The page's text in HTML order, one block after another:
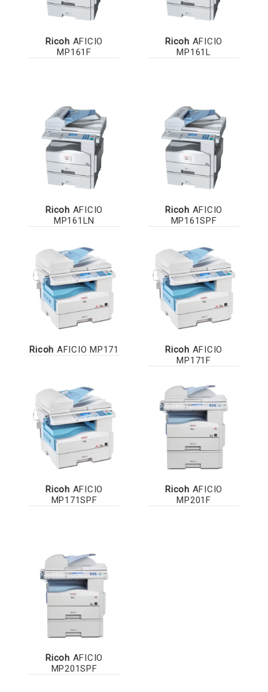
Ricoh AFICIO
MP161F
Ricoh AFICIO
MP161L
Ricoh AFICIO
MP161LN
Ricoh AFICIO
MP161SPF
Ricoh AFICIO MP171 Ricoh AFICIO
MP171F
Ricoh AFICIO
MP171SPF
Ricoh AFICIO
MP201F
Ricoh AFICIO
MP201SPF